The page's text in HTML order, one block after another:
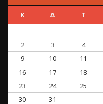
Κ Δ Τ
2
3 4
9
10 11
16
17 18
23
24 25
30
31